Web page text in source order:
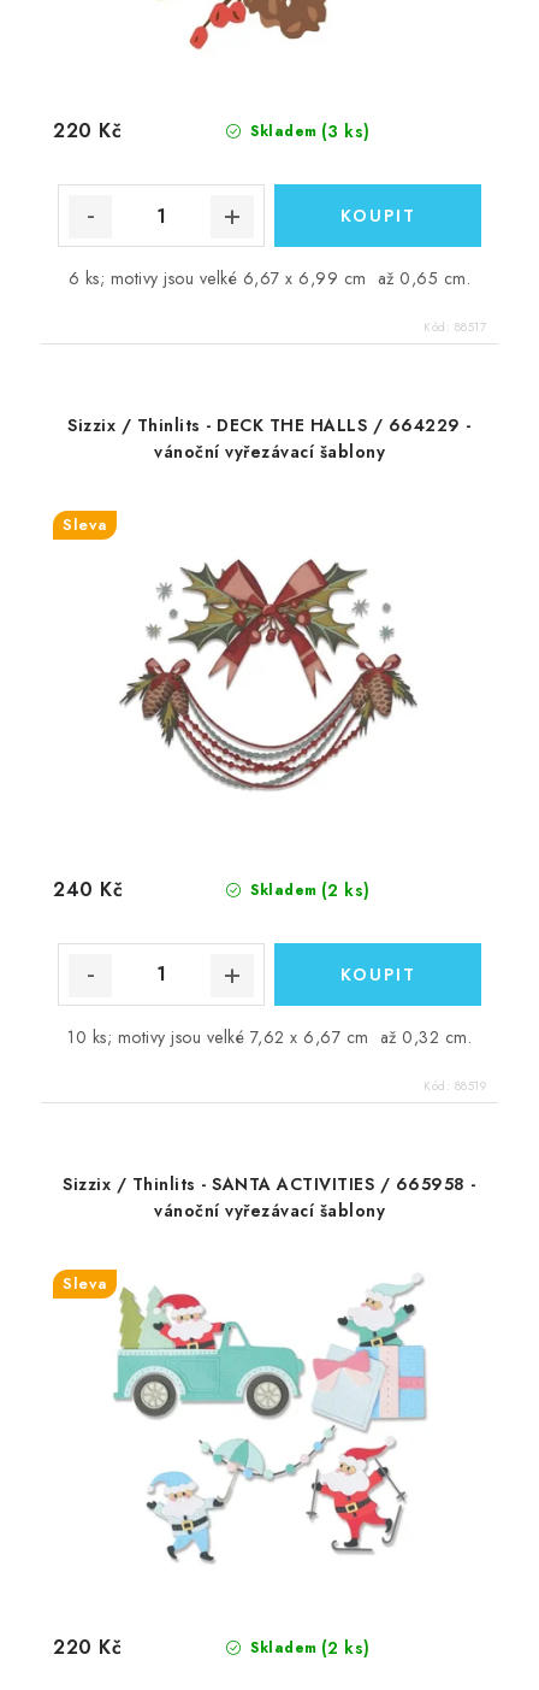
Skladem (3 ks)
220 Kč
6 ks; motivy jsou velké 6,67 x 6,99 cm až 0,65 cm.
Kód: 88517
Sizzix / Thinlits - DECK THE HALLS / 664229 -
vánoční vyřezávací šablony
Sleva
Skladem (2 ks)
240 Kč
10 ks; motivy jsou velké 7,62 x 6,67 cm až 0,32 cm.
Kód: 88519
Sizzix / Thinlits - SANTA ACTIVITIES / 665958 -
vánoční vyřezávací šablony
Sleva
Skladem (2 ks)
220 Kč